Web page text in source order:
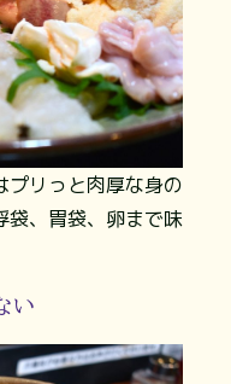
プリっと肉厚な身の
袋、胃袋、卵まで味
い